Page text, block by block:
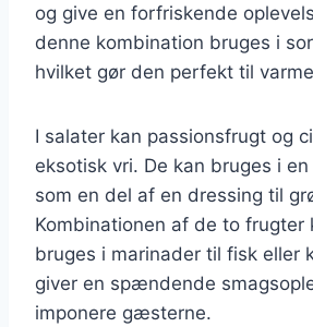
og give en forfriskende
denne kombination bruges i
hvilket gør den perfekt til
I salater kan passionsfrugt og
eksotisk vri. De kan bruges i
som en del af en dressing til
Kombinationen af de to frugter
bruges i marinader til fisk eller
giver en spændende
imponere gæsterne.